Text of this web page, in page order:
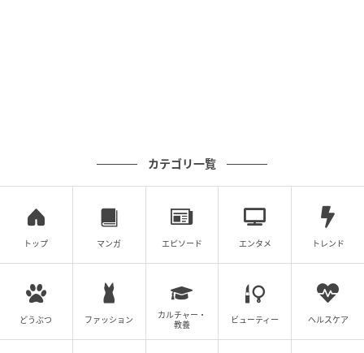
カテゴリ一覧
トップ マンガ エピソード エンタメ トレンド
どうぶつ ファッション
カルチャー・
教養
ビューティー ヘルスケア